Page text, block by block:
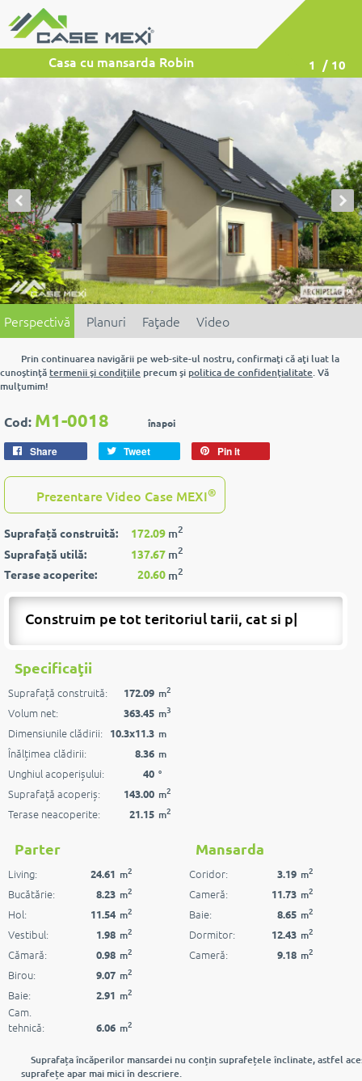
Casa cu mansarda Robin 1 / 10
Perspectivă Planuri Faţade Video
Prin continuarea navigării pe web-site-ul nostru, confirmaţi că aţi luat la
cunoştinţătermenii şi condiţiile precum şi politica de confidenţialitate. Vă
mulţumim!
Cod: M1-0018 înapoi
Share Tweet Pin it
Prezentare Video Case MEXI®
Suprafață construită: 172.09 m2
Suprafață utilă: 137.67 m2
Terase acoperite: 20.60 m2
Construim pe tot teritoriul tarii, cat si peste
Specificaţii
Suprafață construită: 172.09 m2
Volum net: 363.45 m3
Dimensiunile clădirii: 10.3x11.3 m
Înălțimea clădirii: 8.36 m
Unghiul acoperișului: 40 °
Suprafață acoperiș: 143.00 m2
Terase neacoperite: 21.15 m2
Parter
Living: 24.61 m2
Bucătărie: 8.23 m2
Hol: 11.54 m2
Vestibul: 1.98 m2
Cămară: 0.98 m2
Birou: 9.07 m2
Baie: 2.91 m2
Cam.
tehnică:
6.06 m2
Mansarda
Coridor: 3.19 m2
Cameră: 11.73 m2
Baie: 8.65 m2
Dormitor: 12.43 m2
Cameră: 9.18 m2
Suprafața încăperilor mansardei nu conțin suprafețele înclinate, astfel
suprafețe apar mai mici în descriere.